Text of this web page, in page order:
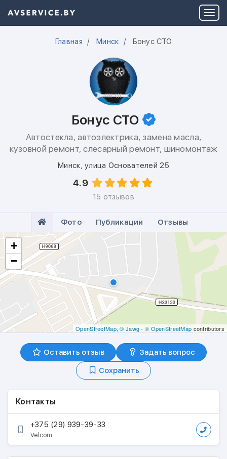
Главная Минск Бонус СТО
Бонус СТО
Автостекла, автоэлектрика, замена масла,
кузовной ремонт, слесарный ремонт, шиномонтаж
Минск,улица Основателей 25
4.9
15 отзывов
Фото Публикации Отзывы
+
−
OpenStreetMap,© Jawg- © OpenStreetMap contributors
Оставить отзыв
Задать вопрос
Сохранить
Контакты
+375 (29) 939-39-33
Velcom